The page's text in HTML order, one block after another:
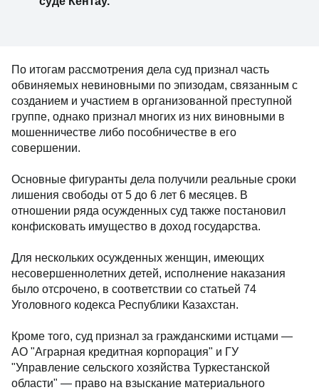
По итогам рассмотрения дела суд признал часть
обвиняемых невиновными по эпизодам, связанным с
созданием и участием в организованной преступной
группе, однако признал многих из них виновными в
мошенничестве либо пособничестве в его
совершении.
Основные фигуранты дела получили реальные сроки
лишения свободы от 5 до 6 лет 6 месяцев. В
отношении ряда осужденных суд также постановил
конфисковать имущество в доход государства.
Для нескольких осужденных женщин, имеющих
несовершеннолетних детей, исполнение наказания
было отсрочено, в соответствии со статьей 74
Уголовного кодекса Республики Казахстан.
Кроме того, суд признал за гражданскими истцами —
АО "Аграрная кредитная корпорация" и ГУ
"Управление сельского хозяйства Туркестанской
области" — право на взыскание материального